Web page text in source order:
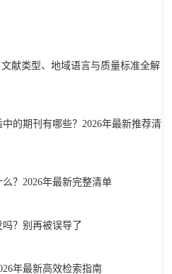
文献类型、地域语言与质量标准全解
的期刊有哪些？2026年最新推荐清
？2026年最新完整清单
？别再被误导了
年最新高效检索指南